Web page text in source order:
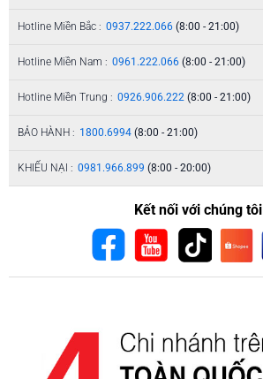
Hotline Miền Bắc : 0937.222.066 (8:00 - 21:00)
Hotline Miền Nam : 0961.222.066 (8:00 - 21:00)
Hotline Miền Trung : 0926.906.222 (8:00 - 21:00)
BẢO HÀNH : 1800.6994 (8:00 - 21:00)
KHIẾU NẠI : 0981.966.899 (8:00 - 20:00)
Kết nối với chúng tôi